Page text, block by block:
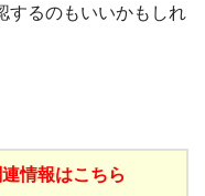
するのもいいかもしれ
情報はこちら